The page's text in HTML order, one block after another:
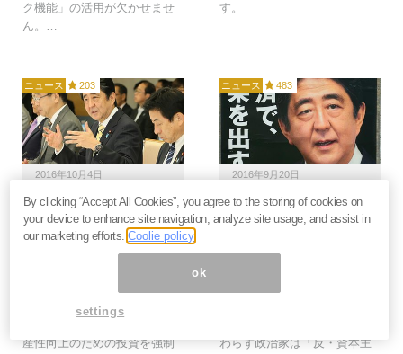
ク機能」の活用が欠かせませ
ん。…
す。
ニュース 203
2016年10月4日
安倍首相「人口減少は重
荷ではなくボーナス」発
言に感じた希望と失望＝
よる生産年齢人口比率の低下
産性向上のための投資を強制
ニュース 483
2016年9月20日
働き方改革ではなく改
悪。安倍政権「外国人受
＝三橋貴明
わらず政治家は「反・資本主
By clicking “Accept All Cookies”, you agree to the storing of cookies on
your device to enhance site navigation, analyze site usage, and assist in
our marketing efforts.Coolie policy
ok
settings